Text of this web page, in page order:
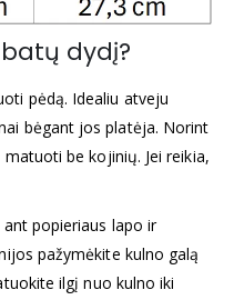
dydį?
pėdą. Idealiu atveju
bėgant jos platėja. Norint
be kojinių. Jei reikia,
popieriaus lapo ir
pažymėkite kulno galą
ilgį nuo kulno iki